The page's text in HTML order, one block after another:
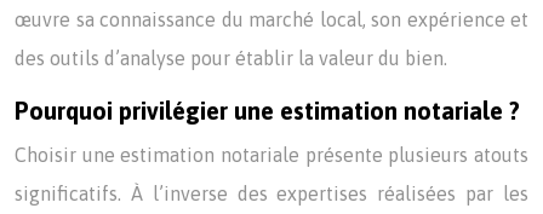
œuvre sa connaissance du marché local, son expérience et
des outils d’analyse pour établir la valeur du bien.
Pourquoi privilégier une estimation notariale ?
Choisir une estimation notariale présente plusieurs atouts
significatifs. À l’inverse des expertises réalisées par les